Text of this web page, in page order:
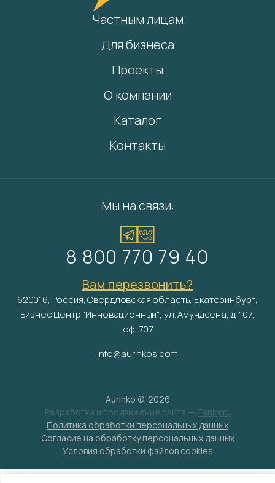
Частным лицам
Для бизнеса
Проекты
О компании
Каталог
Контакты
Мы на связи:
8 800 770 79 40
Вам перезвонить?
620016, Россия, Свердловская область, Екатеринбург,
Бизнес Центр "Инновационный", ул. Амундсена, д. 107,
оф. 707
info@aurinkos.com
Aurinko © 2026
Разработка и продвижение сайта — Fanky.ru
Политика обработки персональных данных
Согласие на обработку персональных данных
Условия обработки файлов cookies